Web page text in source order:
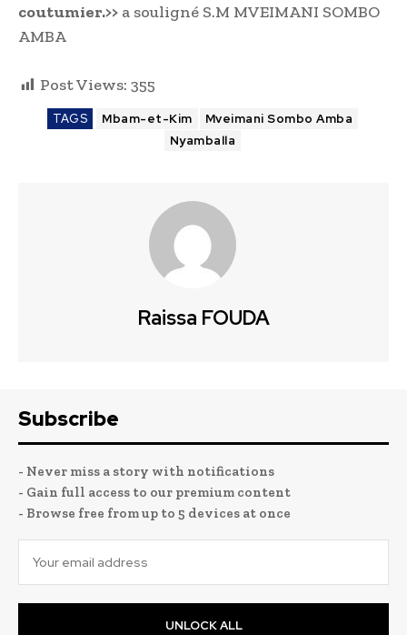
coutumier.>> a souligné S.M MVEIMANI SOMBO
AMBA
Post Views: 355
TAGS Mbam-et-Kim
Mveimani Sombo Amba
Nyamballa
Raissa FOUDA
Subscribe
- Never miss a story with notifications
- Gain full access to our premium content
- Browse free from up to 5 devices at once
UNLOCK ALL